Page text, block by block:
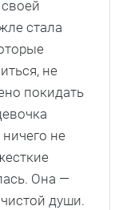
стала
не
покидать
ничего не
Она —
души.